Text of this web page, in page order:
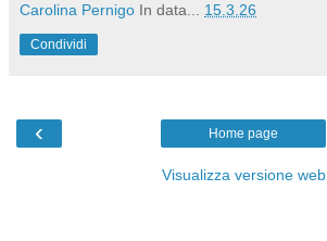
Carolina Pernigo In data... 15.3.26
Condividi
‹ Home page
Visualizza versione web